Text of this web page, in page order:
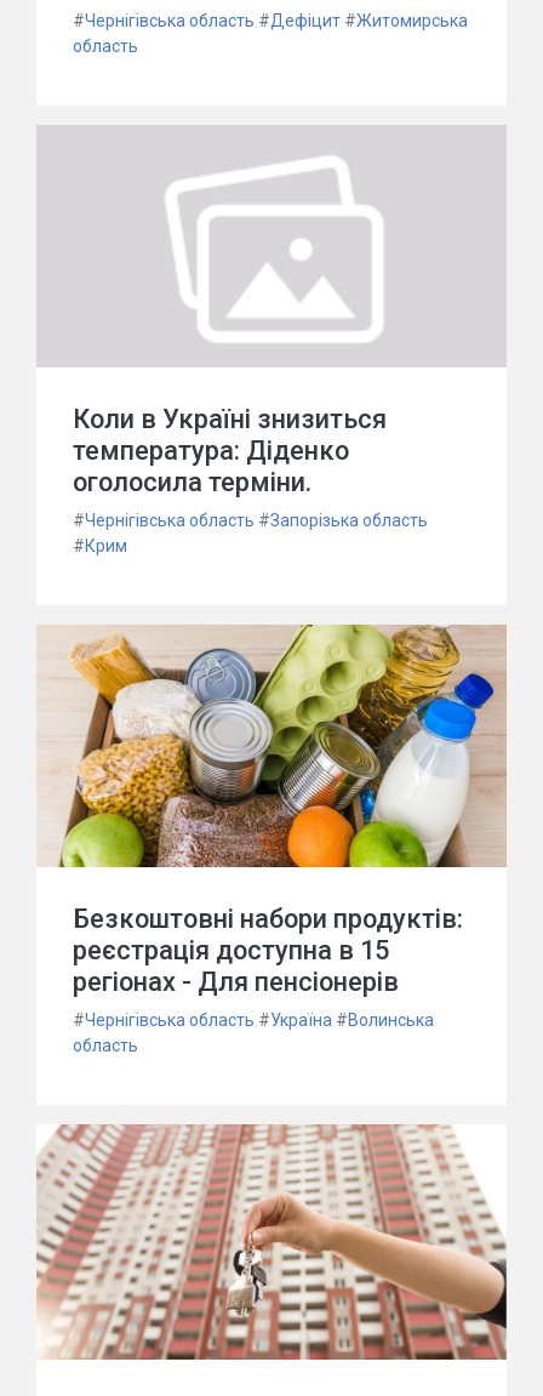
#Чернігівська область #Дефіцит #Житомирська
область
Коли в Україні знизиться
температура: Діденко
оголосила терміни.
#Чернігівська область #Запорізька область
#Крим
Безкоштовні набори продуктів:
реєстрація доступна в 15
регіонах - Для пенсіонерів
#Чернігівська область #Україна #Волинська
область